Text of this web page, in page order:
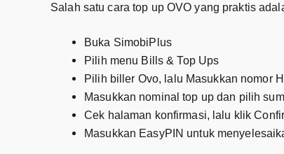
Salah satu cara top up OVO yang praktis
Buka SimobiPlus
Pilih menu Bills & Top Ups
Pilih biller Ovo, lalu Masukkan nomor
Masukkan nominal top up dan pilih
Cek halaman konfirmasi, lalu klik
Masukkan EasyPIN untuk